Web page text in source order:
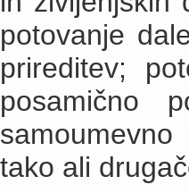
potovanje
prireditev;
posamično
tako ali